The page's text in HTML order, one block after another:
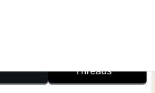
Threads